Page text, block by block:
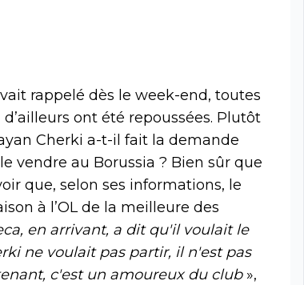
rappelé dès le week-end, toutes
ont été repoussées. Plutôt
Cherki a-t-il fait la demande
vendre au Borussia ? Bien sûr que
que, selon ses informations, le
à l’OL de la meilleure des
en arrivant, a dit qu'il voulait le
ne voulait pas partir, il n'est pas
c'est un amoureux du club »,